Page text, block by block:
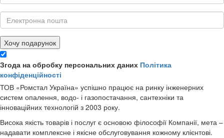
Хочу подарунок
Згода на обробку персональних даних Політика
конфіденційності
ТОВ «Ромстал Україна» успішно працює на ринку інженерних
систем опалення, водо- і газопостачання, сантехніки та
інноваційних технологій з 2003 року.
Висока якість товарів і послуг є основою філософії Компанії, мета –
надавати комплексне і якісне обслуговування кожному клієнтові.